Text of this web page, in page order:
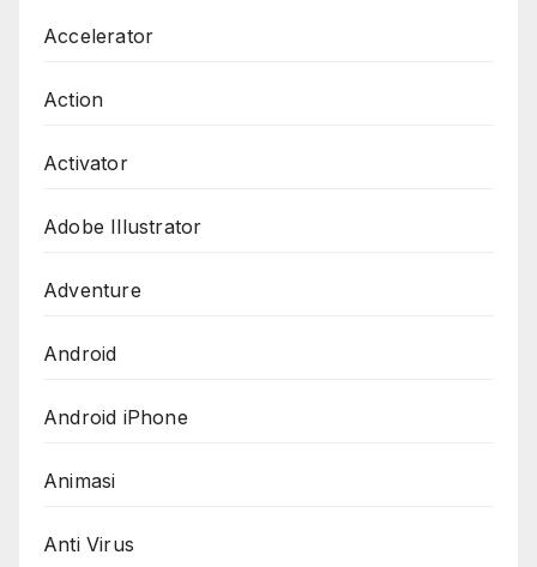
Accelerator
Action
Activator
Adobe Illustrator
Adventure
Android
Android iPhone
Animasi
Anti Virus